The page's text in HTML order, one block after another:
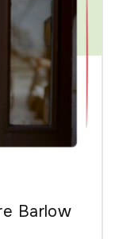
Barlow